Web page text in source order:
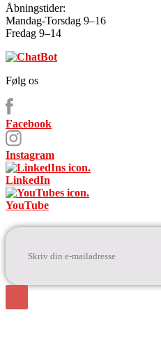
Åbningstider:
Mandag-Torsdag 9–16
Fredag 9–14
Følg os
Facebook
Instagram
LinkedIn
YouTube